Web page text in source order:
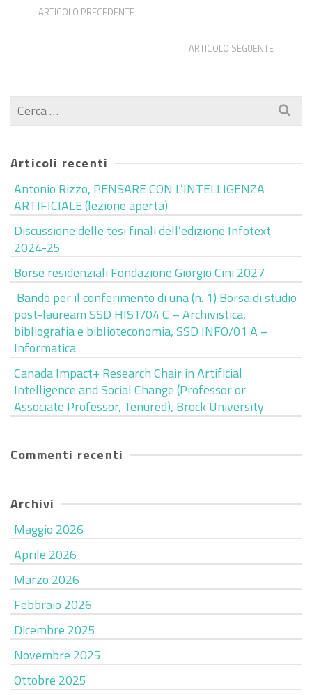
ARTICOLO PRECEDENTE
ARTICOLO SEGUENTE
Cerca
per:
Articoli recenti
Antonio Rizzo, PENSARE CON L’INTELLIGENZA
ARTIFICIALE (lezione aperta)
Discussione delle tesi finali dell’edizione Infotext
2024-25
Borse residenziali Fondazione Giorgio Cini 2027
Bando per il conferimento di una (n. 1) Borsa di studio
post-lauream SSD HIST/04 C – Archivistica,
bibliografia e biblioteconomia, SSD INFO/01 A –
Informatica
Canada Impact+ Research Chair in Artificial
Intelligence and Social Change (Professor or
Associate Professor, Tenured), Brock University
Commenti recenti
Archivi
Maggio 2026
Aprile 2026
Marzo 2026
Febbraio 2026
Dicembre 2025
Novembre 2025
Ottobre 2025